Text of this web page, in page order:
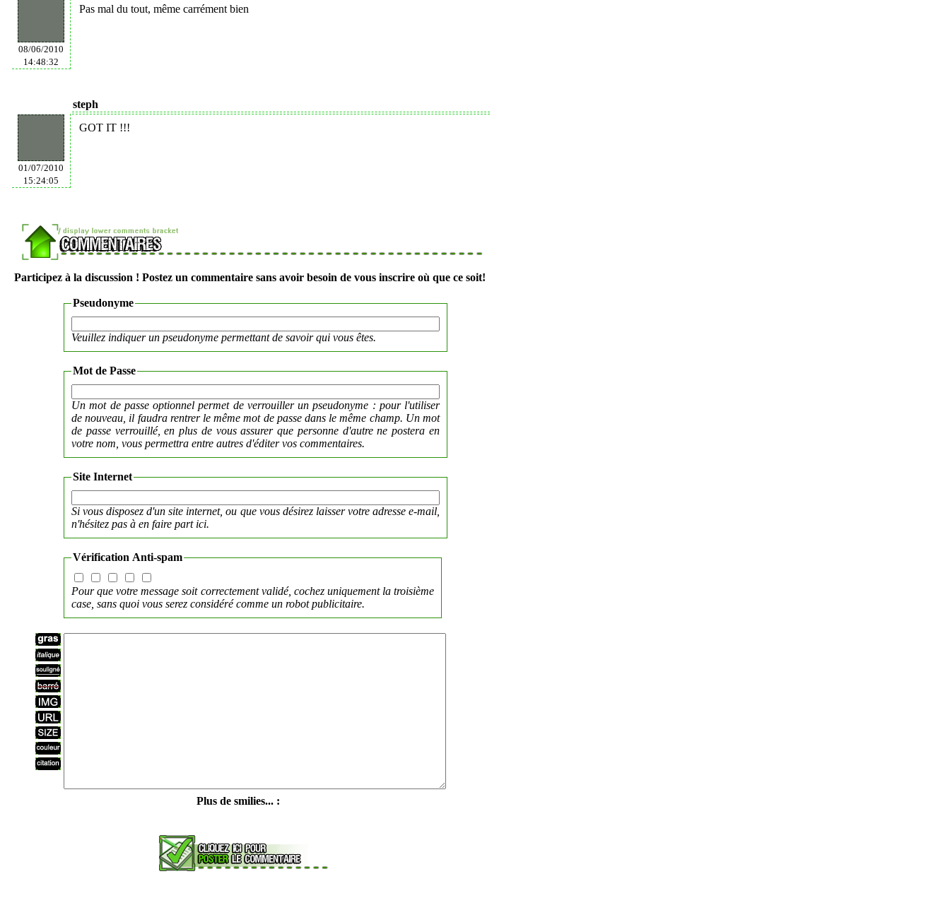
08/06/2010
14:48:32
Pas mal du tout, même carrément bien
steph
01/07/2010
15:24:05
GOT IT !!!
Participez à la discussion ! Postez un commentaire sans avoir besoin de vous inscrire où que ce soit!
Pseudonyme
Veuillez indiquer un pseudonyme permettant de savoir qui vous êtes.
Mot de Passe
Un mot de passe optionnel permet de verrouiller un pseudonyme : pour l'utiliser
de nouveau, il faudra rentrer le même mot de passe dans le même champ. Un mot
de passe verrouillé, en plus de vous assurer que personne d'autre ne postera en
votre nom, vous permettra entre autres d'éditer vos commentaires.
Site Internet
Si vous disposez d'un site internet, ou que vous désirez laisser votre adresse e-mail,
n'hésitez pas à en faire part ici.
Vérification Anti-spam
Pour que votre message soit correctement validé, cochez uniquement la troisième
case, sans quoi vous serez considéré comme un robot publicitaire.
Plus de smilies... :